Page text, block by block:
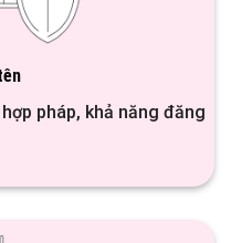
pháp, khả năng đăng